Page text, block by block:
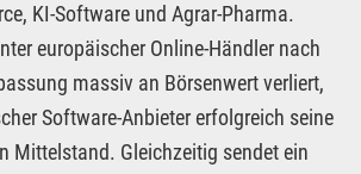
KI-Software und Agrar-Pharma.
europäischer Online-Händler nach
massiv an Börsenwert verliert,
Software-Anbieter erfolgreich seine
Mittelstand. Gleichzeitig sendet ein